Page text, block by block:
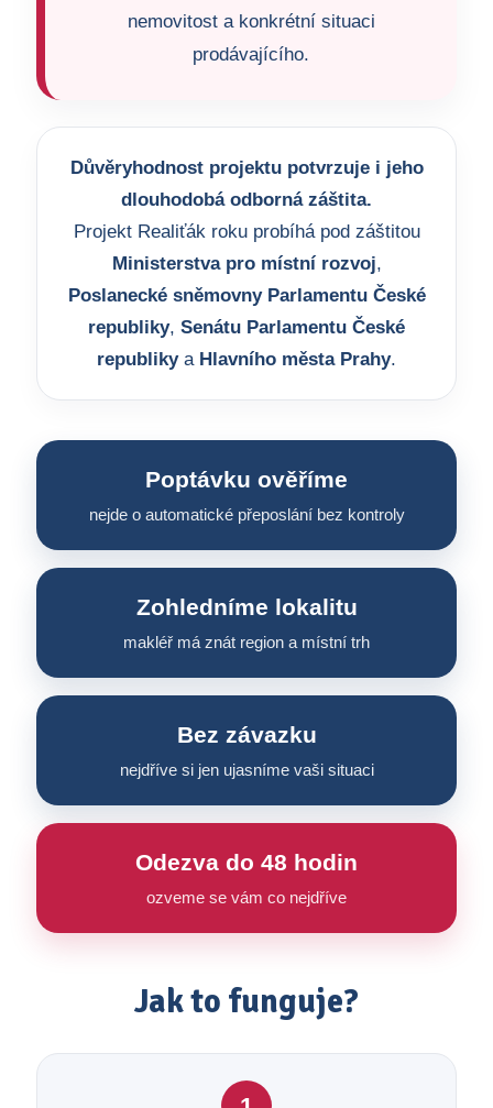
nemovitost a konkrétní situaci
prodávajícího.
Důvěryhodnost projektu potvrzuje i jeho
dlouhodobá odborná záštita.
Projekt Realiťák roku probíhá pod záštitou
Ministerstva pro místní rozvoj,
Poslanecké sněmovny Parlamentu České
republiky, Senátu Parlamentu České
republikya Hlavního města Prahy.
Poptávku ověříme
nejde o automatické přeposlání bez kontroly
Zohledníme lokalitu
makléř má znát region a místní trh
Bez závazku
nejdříve si jen ujasníme vaši situaci
Odezva do 48 hodin
ozveme se vám co nejdříve
Jak to funguje?